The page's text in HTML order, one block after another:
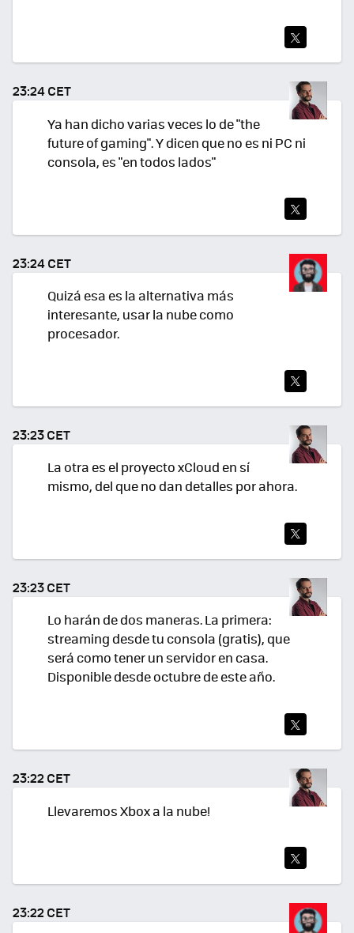
TWI
TEA
R
23:24 CET
Ya han dicho varias veces lo de "the
future of gaming". Y dicen que no es ni PC ni
consola, es "en todos lados"
TEA
R
23:24 CET
Quizá esa es la alternativa más
interesante, usar la nube como
procesador.
TEA
R
23:23 CET
La otra es el proyecto xCloud en sí
mismo, del que no dan detalles por ahora.
TEA
R
23:23 CET
Lo harán de dos maneras. La primera:
streaming desde tu consola (gratis), que
será como tener un servidor en casa.
Disponible desde octubre de este año.
TWI
TEA
R
23:22 CET
Llevaremos Xbox a la nube!
TEA
R
23:22 CET